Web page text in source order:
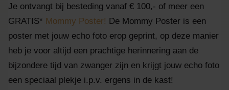
Je ontvangt bij besteding vanaf € 100,- of meer een
GRATIS* Mommy Poster! De Mommy Poster is een
poster met jouw echo foto erop geprint, op deze manier
heb je voor altijd een prachtige herinnering aan de
bijzondere tijd van zwanger zijn en krijgt jouw echo foto
een speciaal plekje i.p.v. ergens in de kast!